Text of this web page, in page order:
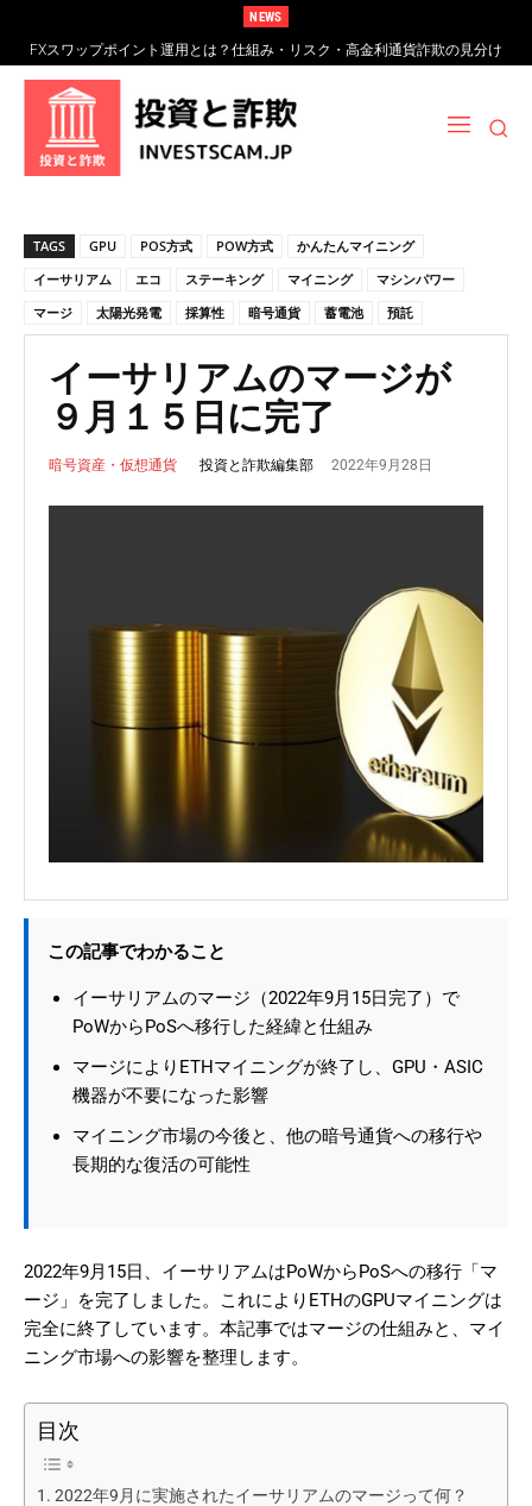
NEWS
FXスワップポイント運用とは？仕組み・リスク・高金利通貨詐欺の見分け
方
TAGS GPU POS方式 POW方式
かんたんマイニング
イーサリアム
エコ ステーキング マイニング
マシンパワー
マージ
太陽光発電 採算性 暗号通貨 蓄電池 預託
イーサリアムのマージが
９月１５日に完了
暗号資産・仮想通貨 投資と詐欺編集部 2022年9月28日
この記事でわかること
イーサリアムのマージ（2022年9月15日完了）で
PoWからPoSへ移行した経緯と仕組み
マージによりETHマイニングが終了し、GPU・ASIC
機器が不要になった影響
マイニング市場の今後と、他の暗号通貨への移行や
長期的な復活の可能性
2022年9月15日、イーサリアムはPoWからPoSへの移行「マ
ージ」を完了しました。これによりETHのGPUマイニングは
完全に終了しています。本記事ではマージの仕組みと、マイ
ニング市場への影響を整理します。
目次
2022年9月に実施されたイーサリアムのマージって何？